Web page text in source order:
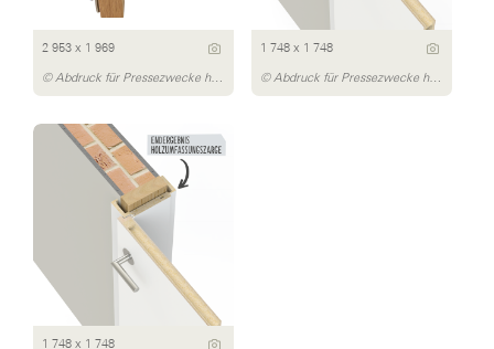
2 953 x 1 969
© Abdruck für Pressezwecke honorarfrei, Bildnachweis: DANA | JELD-WEN Türen GmbH
1 748 x 1 748
© Abdruck für Pressezwecke honorarfrei, Bildnachweis: DANA | JELD-WEN Türen GmbH
1 748 x 1 748